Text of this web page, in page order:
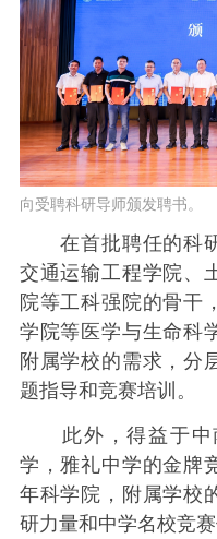
向受聘科研导师颁发聘书。
在首批聘任的科研
交通运输工程学院、
院等工科强院的骨干
学院等医学与生命科
附属学校的需求，分
题指导和竞赛培训。
此外，得益于中
学，雅礼中学的金牌
年科学院，附属学校
研力量和中学名校竞赛